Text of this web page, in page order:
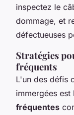
inspectez le
dommage, et
défectueuses
Stratégies
fréquents
L'un des défis
immergées est
fréquentes